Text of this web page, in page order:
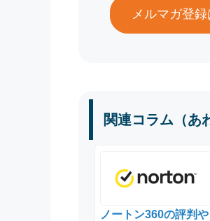
メルマガ登
関連コラム（あ
ノートン360の評判や